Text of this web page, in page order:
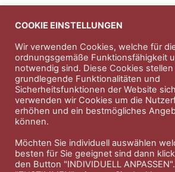
Anzeigen
Entdecken Sie die hochwertigen
Nahrungsergänungsprodukte der
Jahn & Partner Versicherungsmakler
Versicherungen und
Professioneller Rundumschutz seit
Impressum
COOKIE EINSTELLUNGEN
Wir verwenden Cookies, welche für
ordnungsgemäße Funktionsfähigkeit
notwendig sind. Diese Cookies
grundlegende Funktionalitäten und
Sicherheitsfunktionen der Website
verwenden wir Cookies um die
erhöhen und ein bestmögliches
können.
Möchten Sie individuell auswählen
besten für Sie geeignet sind dann
den Button "INDIVIDUELL